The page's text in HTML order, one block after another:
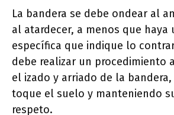
La bandera se debe ondear al
al atardecer, a menos que haya
específica que indique lo
debe realizar un procedimiento
el izado y arriado de la
toque el suelo y manteniendo
respeto.